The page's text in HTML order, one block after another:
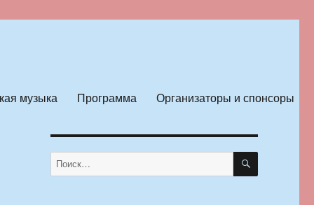
музыка Программа Организаторы и спонсоры
Искать: ПОИСК